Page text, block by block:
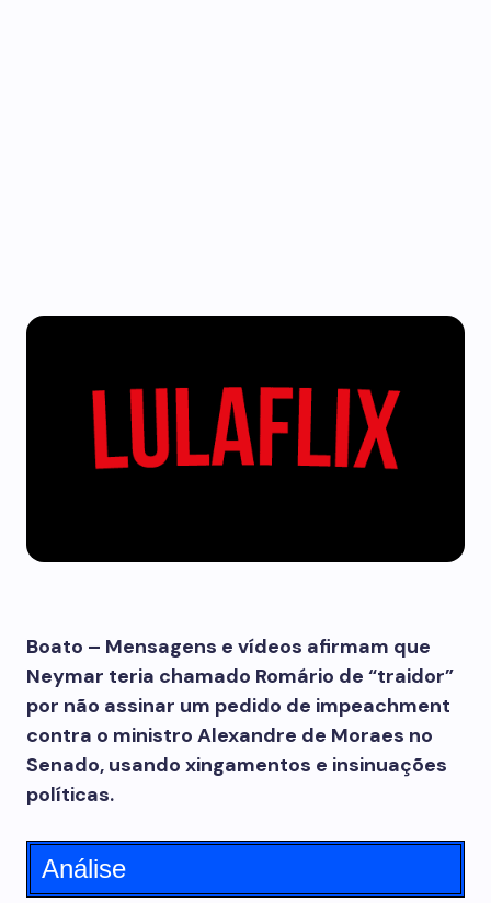
Boato – Mensagens e vídeos afirmam que
Neymar teria chamado Romário de “traidor”
por não assinar um pedido de impeachment
contra o ministro Alexandre de Moraes no
Senado, usando xingamentos e insinuações
políticas.
Análise